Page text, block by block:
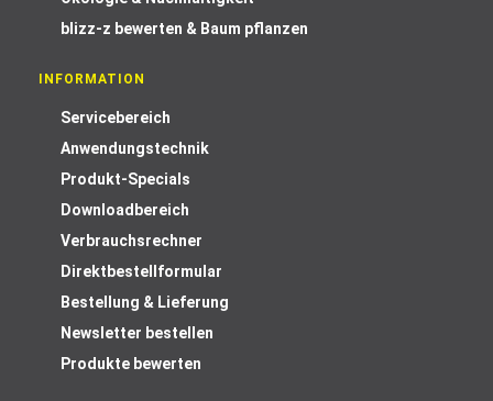
blizz-z bewerten & Baum pflanzen
INFORMATION
Servicebereich
Anwendungstechnik
Produkt-Specials
Downloadbereich
Verbrauchsrechner
Direktbestellformular
Bestellung & Lieferung
Newsletter bestellen
Produkte bewerten